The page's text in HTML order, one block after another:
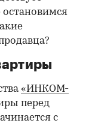
остановимся
«ИНКОМ-
перед
с